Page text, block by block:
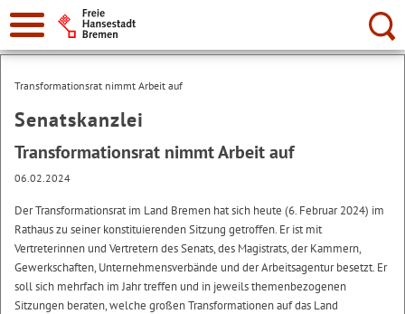
Suche:
Transformationsrat nimmt Arbeit auf
Senatskanzlei
Transformationsrat nimmt Arbeit auf
06.02.2024
Der Transformationsrat im Land Bremen hat sich heute (6. Februar 2024) im
Rathaus zu seiner konstituierenden Sitzung getroffen. Er ist mit
Vertreterinnen und Vertretern des Senats, des Magistrats, der Kammern,
Gewerkschaften, Unternehmensverbände und der Arbeitsagentur besetzt. Er
soll sich mehrfach im Jahr treffen und in jeweils themenbezogenen
Sitzungen beraten, welche großen Transformationen auf das Land